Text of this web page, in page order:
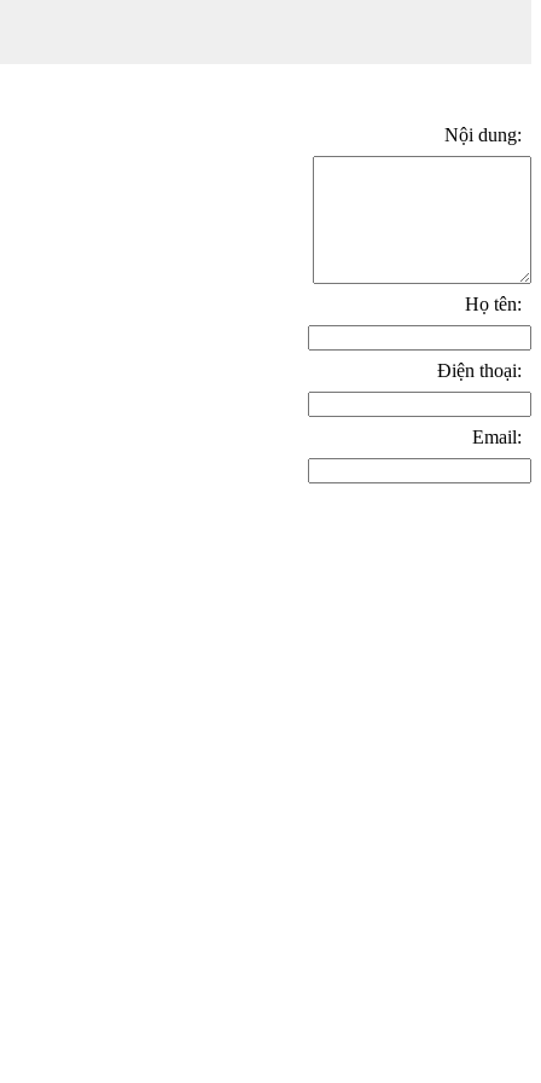
Nội dung:
Họ tên:
Điện thoại:
Email: